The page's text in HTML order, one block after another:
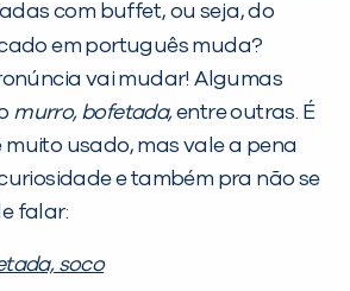
com buffet, ou seja, do
em português muda?
vai mudar! Algumas
murro, bofetada,entre outras. É
usado, mas vale a pena
e também pra não se
falar:
soco